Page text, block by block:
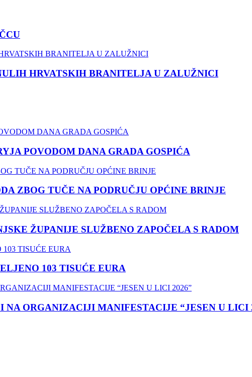
HRVATSKIH BRANITELJA U ZALUŽNICI
POVODOM DANA GRADA GOSPIĆA
ZBOG TUČE NA PODRUČJU OPĆINE BRINJE
ŽUPANIJE SLUŽBENO ZAPOČELA S RADOM
103 TISUĆE EURA
NA ORGANIZACIJI MANIFESTACIJE “JESEN U LICI